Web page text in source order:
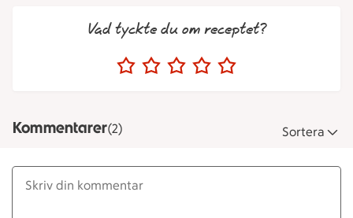
Vad tyckte du om receptet?
Kommentarer(2) Sortera